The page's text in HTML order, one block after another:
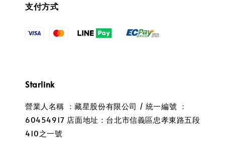
支付方式
Starlink
營業人名稱 ：藏星股份有限公司 / 統一編號 ：
60454917 店面地址：台北市信義區忠孝東路五段
410之一號